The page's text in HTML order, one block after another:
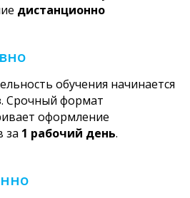
дистанционно
обучения начинается
. Срочный формат
оформление
за 1 рабочий день.